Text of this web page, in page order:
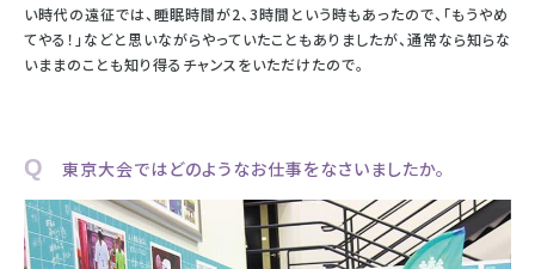
い時代の遠征では、睡眠時間が2、3時間という時もあったので、「もうやめ
てやる！」などと思いながらやっていたこともありましたが、通常なら知らな
いままのことも知り得るチャンスをいただけたので。
Q 東京大会ではどのようなお仕事をなさいましたか。